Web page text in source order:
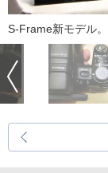
S-Frame新モデル